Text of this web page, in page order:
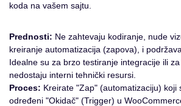
koda na vašem sajtu.
Prednosti: Ne zahtevaju kodiranje, nude
kreiranje automatizacija (zapova), i
Idealne su za brzo testiranje integracije ili
nedostaju interni tehnički resursi.
Proces: Kreirate "Zap" (automatizaciju) koji
određeni "Okidač" (Trigger) u